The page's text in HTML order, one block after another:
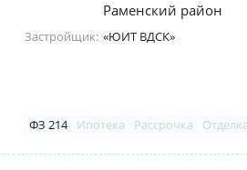
Раменский район
Застройщик: «ЮИТ ВДСК»
ФЗ 214 Ипотека Рассрочка